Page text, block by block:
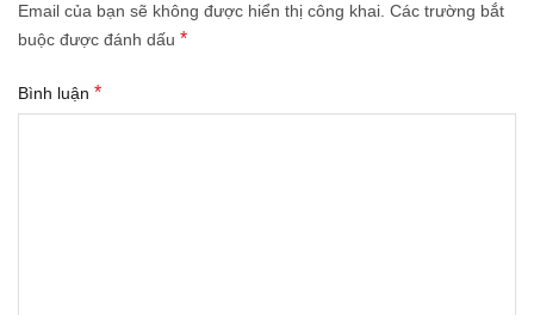
Email của bạn sẽ không được hiển thị công khai. Các trường bắt
buộc được đánh dấu *
Bình luận *